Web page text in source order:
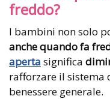
freddo?
I bambini non solo
anche quando fa
aperta significa
rafforzare il sistema
benessere generale.